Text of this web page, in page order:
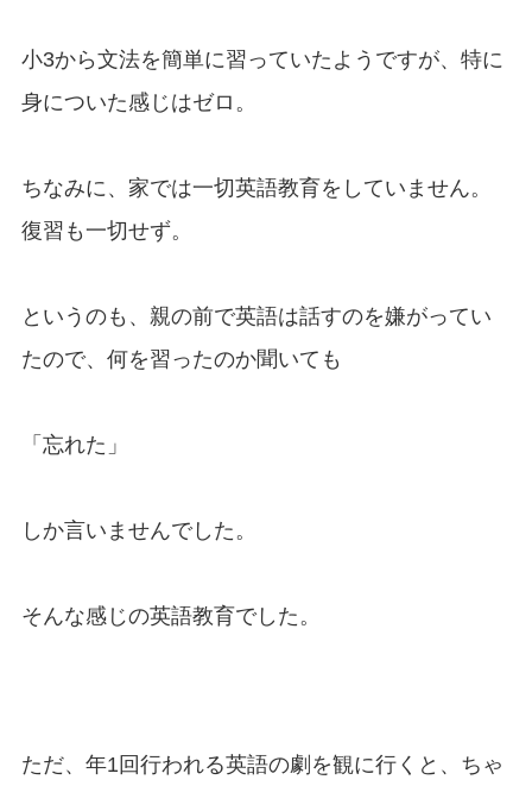
小3から文法を簡単に習っていたようですが、特に
身についた感じはゼロ。
ちなみに、家では一切英語教育をしていません。
復習も一切せず。
というのも、親の前で英語は話すのを嫌がってい
たので、何を習ったのか聞いても
「忘れた」
しか言いませんでした。
そんな感じの英語教育でした。
ただ、年1回行われる英語の劇を観に行くと、ちゃ